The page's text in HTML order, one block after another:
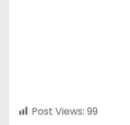
Post Views: 99